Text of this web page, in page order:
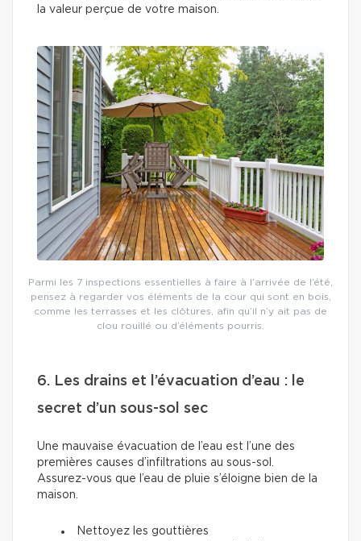
la valeur perçue de votre maison.
Parmi les 7 inspections essentielles à faire à l’arrivée de l’été,
pensez à regarder vos éléments de la cour qui sont en bois,
comme les terrasses et les clôtures, afin qu’il n’y ait pas de
clou rouillé ou d’éléments pourris.
6. Les drains et l’évacuation d’eau : le
secret d’un sous-sol sec
Une mauvaise évacuation de l’eau est l’une des
premières causes d’infiltrations au sous-sol.
Assurez-vous que l’eau de pluie s’éloigne bien de la
maison.
Nettoyez les gouttières